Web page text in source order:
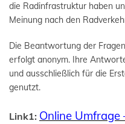
die Radinfrastruktur haben
Meinung nach den
Die Beantwortung der
erfolgt anonym. Ihre
und ausschließlich für die
genutzt.
Link1: Online Umfrage